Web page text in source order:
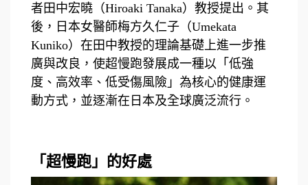
者田中宏曉（Hiroaki Tanaka）教授提出。其
後，日本女醫師梅方久仁子（Umekata
Kuniko）在田中教授的理論基礎上進一步推
廣與改良，使超慢跑發展成一種以「低強
度、高效率、低受傷風險」為核心的健康運
動方式，並逐漸在日本及全球廣泛流行。
「超慢跑」的好處